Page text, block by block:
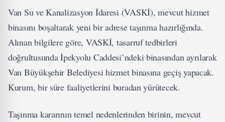
Van Su ve Kanalizasyon İdaresi (VASKİ), mevcut hizmet
binasını boşaltarak yeni bir adrese taşınma hazırlığında.
Alınan bilgilere göre, VASKİ, tasarruf tedbirleri
doğrultusunda İpekyolu Caddesi’ndeki binasından ayrılarak
Van Büyükşehir Belediyesi hizmet binasına geçiş yapacak.
Kurum, bir süre faaliyetlerini buradan yürütecek.
Taşınma kararının temel nedenlerinden birinin, mevcut